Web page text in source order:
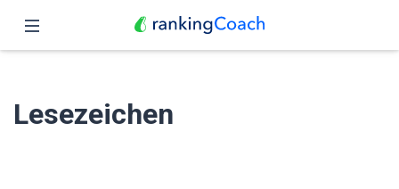
Funktionen
Lesezeichen